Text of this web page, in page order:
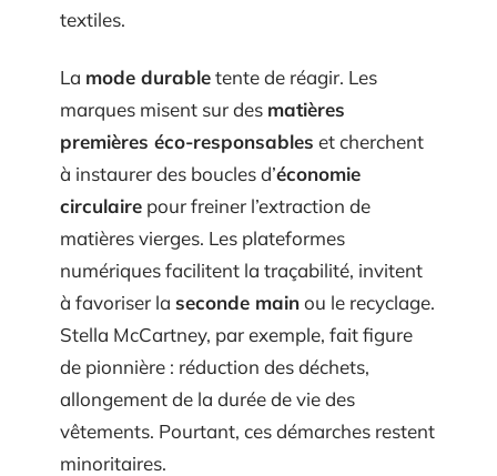
textiles.
La mode durabletente de réagir. Les
marques misent sur des matières
premières éco-responsables et cherchent
à instaurer des boucles d’économie
circulaire pour freiner l’extraction de
matières vierges. Les plateformes
numériques facilitent la traçabilité, invitent
à favoriser la seconde mainou le recyclage.
Stella McCartney, par exemple, fait figure
de pionnière : réduction des déchets,
allongement de la durée de vie des
vêtements. Pourtant, ces démarches restent
minoritaires.